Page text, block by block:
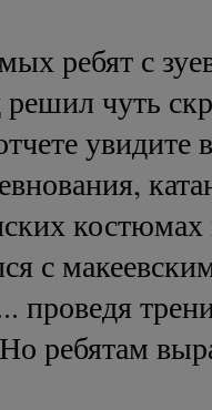
ребят с
решил чуть
увидите
с
проведя
ребятам